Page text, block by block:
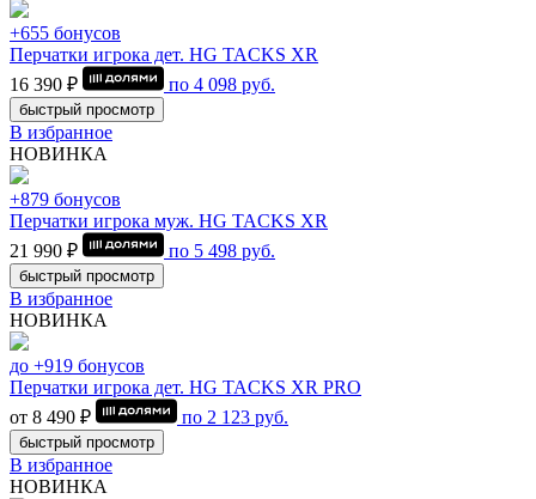
+655 бонусов
Перчатки игрока дет. HG TACKS XR
16 390 ₽
по 4 098 руб.
быстрый просмотр
В избранное
НОВИНКА
+879 бонусов
Перчатки игрока муж. HG TACKS XR
21 990 ₽
по 5 498 руб.
быстрый просмотр
В избранное
НОВИНКА
до +919 бонусов
Перчатки игрока дет. HG TACKS XR PRO
от 8 490 ₽
по 2 123 руб.
быстрый просмотр
В избранное
НОВИНКА